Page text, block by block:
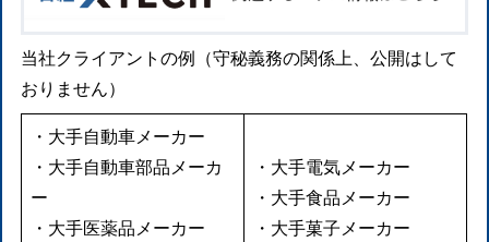
当社クライアントの例（守秘義務の関係上、公開はして
おりません）
・大手自動車メーカー
・大手自動車部品メーカ
ー
・大手医薬品メーカー
・大手電気メーカー
・大手食品メーカー
・大手菓子メーカー